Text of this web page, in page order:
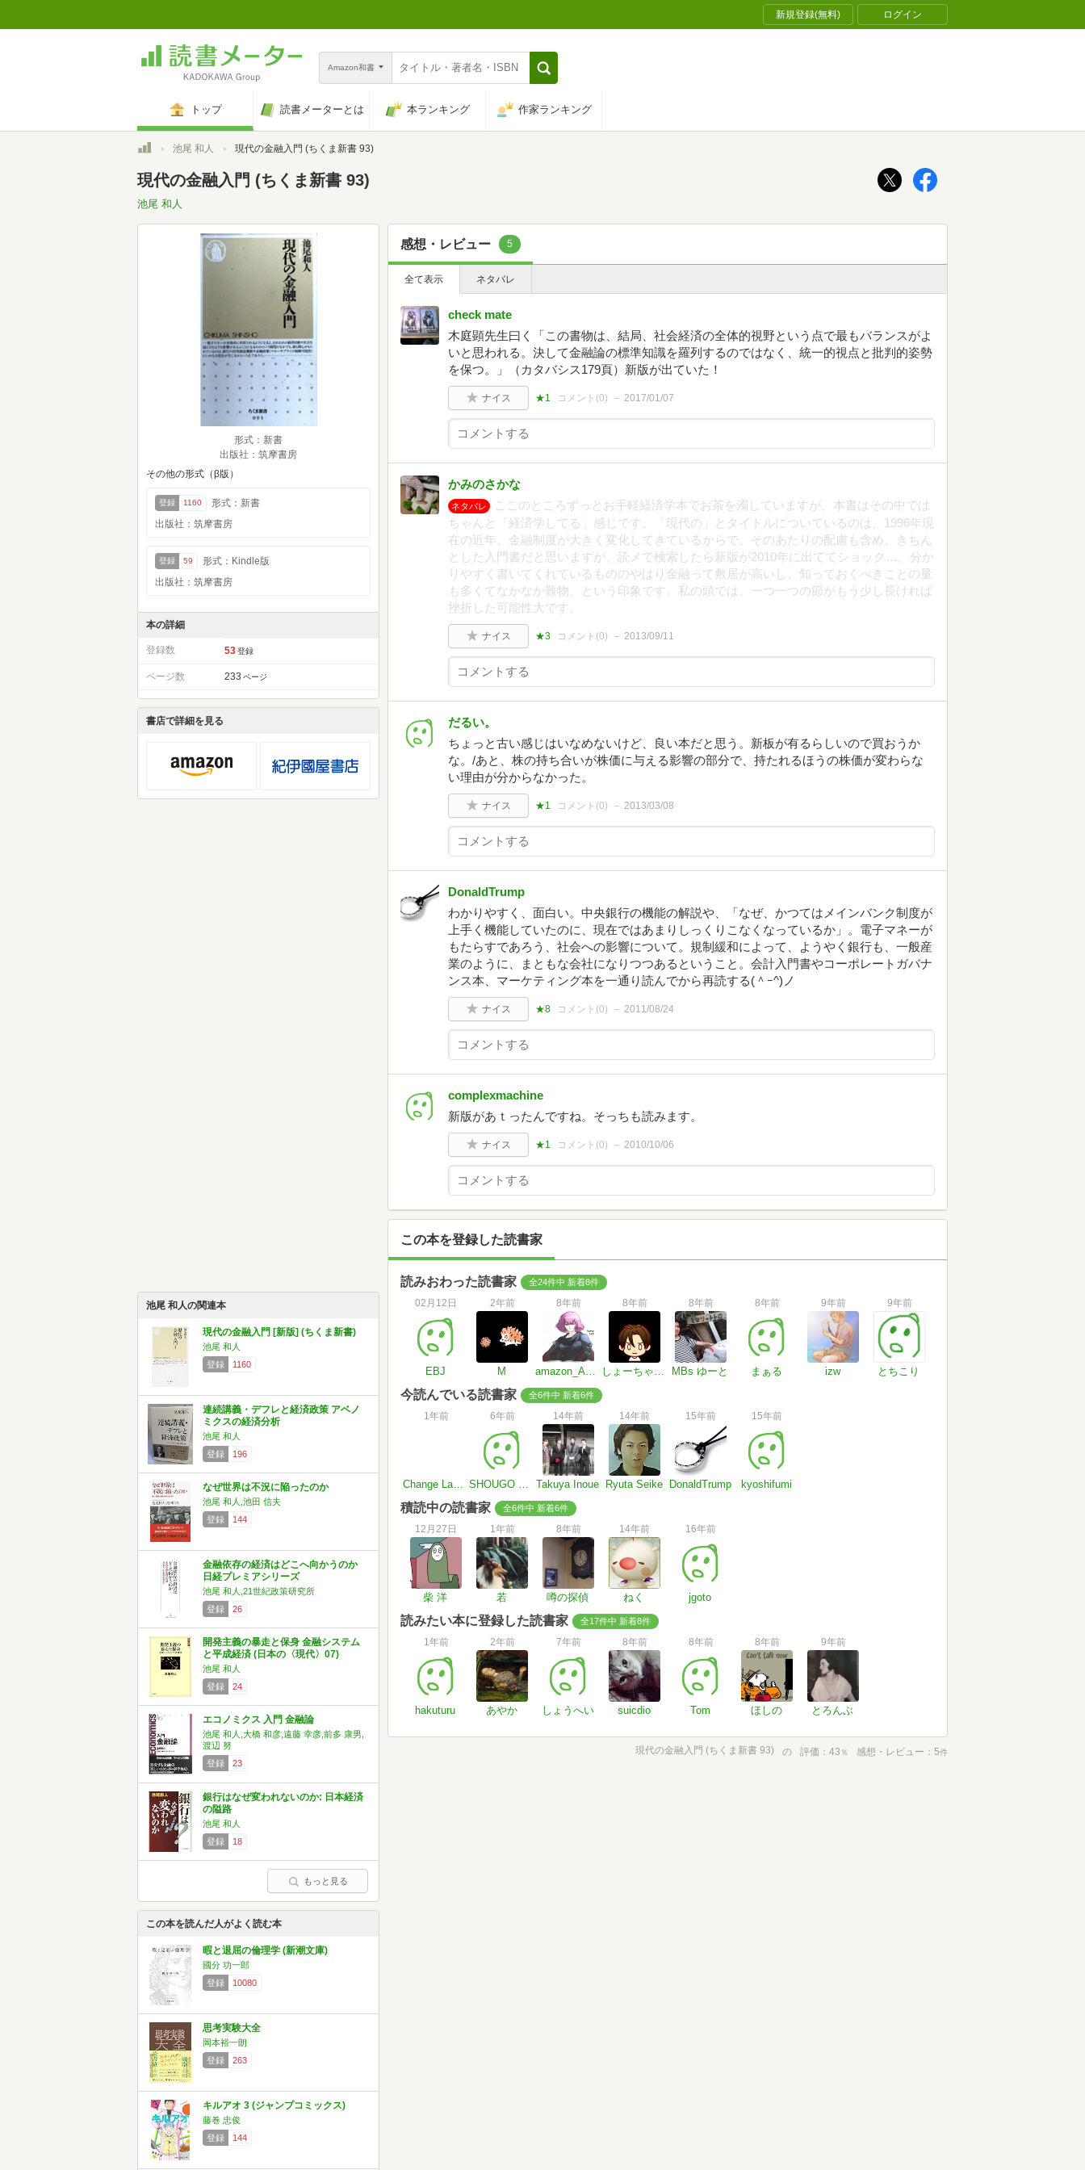
新規登録(無料) ログイン
Amazon和書
トップ 読書メーターとは 本ランキング 作家ランキング
トップ池尾 和人 現代の金融入門 (ちくま新書 93)
現代の金融入門 (ちくま新書 93)
池尾 和人
形式：新書
出版社：筑摩書房
その他の形式（β版）
登録 1160
形式：新書
出版社：筑摩書房
登録 59
形式：Kindle版
出版社：筑摩書房
本の詳細
登録数 53 登録
ページ数 233 ページ
書店で詳細を見る
池尾 和人の関連本
現代の金融入門 [新版] (ちくま新書)
池尾 和人
登録
1160
連続講義・デフレと経済政策 アベノ
ミクスの経済分析
池尾 和人
登録
196
なぜ世界は不況に陥ったのか
池尾 和人,池田 信夫
登録
144
金融依存の経済はどこへ向かうのか
日経プレミアシリーズ
池尾 和人,21世紀政策研究所
登録
26
開発主義の暴走と保身 金融システム
と平成経済 (日本の〈現代〉07)
池尾 和人
登録
24
エコノミクス 入門 金融論
池尾 和人,大橋 和彦,遠藤 幸彦,前多 康男,
渡辺 努
登録
23
銀行はなぜ変われないのか: 日本経済
の隘路
池尾 和人
登録
18
もっと見る
この本を読んだ人がよく読む本
暇と退屈の倫理学 (新潮文庫)
國分 功一郎
登録
10080
思考実験大全
岡本裕一朗
登録
263
キルアオ 3 (ジャンプコミックス)
藤巻 忠俊
登録
144
感想・レビュー 5
全て表示 ネタバレ
check mate
木庭顕先生曰く「この書物は、結局、社会経済の全体的視野という点で最もバランスがよ
いと思われる。決して金融論の標準知識を羅列するのではなく、統一的視点と批判的姿勢
を保つ。」（カタバシス179頁）新版が出ていた！
ナイス ★1 コメント(0) 2017/01/07
かみのさかな
ネタバレ
ここのところずっとお手軽経済学本でお茶を濁していますが、本書はその中では
ちゃんと「経済学してる」感じです。「現代の」とタイトルについているのは、1996年現
在の近年、金融制度が大きく変化してきているからで、そのあたりの配慮も含め、きちん
とした入門書だと思いますが、読メで検索したら新版が2010年に出ててショック…。分か
りやすく書いてくれているもののやはり金融って敷居が高いし、知っておくべきことの量
も多くてなかなか難物、という印象です。私の頭では、一つ一つの節がもう少し長ければ
挫折した可能性大です。
ナイス ★3 コメント(0) 2013/09/11
だるい。
ちょっと古い感じはいなめないけど、良い本だと思う。新板が有るらしいので買おうか
な。/あと、株の持ち合いが株価に与える影響の部分で、持たれるほうの株価が変わらな
い理由が分からなかった。
ナイス ★1 コメント(0) 2013/03/08
DonaldTrump
わかりやすく、面白い。中央銀行の機能の解説や、「なぜ、かつてはメインバンク制度が
上手く機能していたのに、現在ではあまりしっくりこなくなっているか」。電子マネーが
もたらすであろう、社会への影響について。規制緩和によって、ようやく銀行も、一般産
業のように、まともな会社になりつつあるということ。会計入門書やコーポレートガバナ
ンス本、マーケティング本を一通り読んでから再読する(＾ｰ^)ノ
ナイス ★8 コメント(0) 2011/08/24
complexmachine
新版があｔったんですね。そっちも読みます。
ナイス ★1 コメント(0) 2010/10/06
この本を登録した読書家
読みおわった読書家 全24件中 新着8件
02月12日
EBJ
2年前
M
8年前
amazon_AXON7
8年前
しょーちゃん＠よわよわえんじにぁ
8年前
MBs ゆーと
8年前
まぁる
9年前
izw
9年前
とちこり
今読んでいる読書家 全6件中 新着6件
1年前
Change Language
6年前
SHOUGO MIYAGAWA
14年前
Takuya Inoue
14年前
Ryuta Seike
15年前
DonaldTrump
15年前
kyoshifumi
積読中の読書家 全6件中 新着6件
12月27日
柴 洋
1年前
若
8年前
噂の探偵
14年前
ねく
16年前
jgoto
読みたい本に登録した読書家 全17件中 新着8件
1年前
hakuturu
2年前
あやか
7年前
しょうへい
8年前
suicdio
8年前
Tom
8年前
ほしの
9年前
とろんぶ
現代の金融入門 (ちくま新書 93) の 評価 43 ％ 感想・レビュー 5件